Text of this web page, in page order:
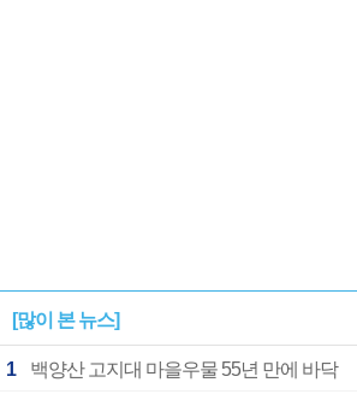
[많이 본 뉴스]
1 백양산 고지대 마을우물 55년 만에 바닥